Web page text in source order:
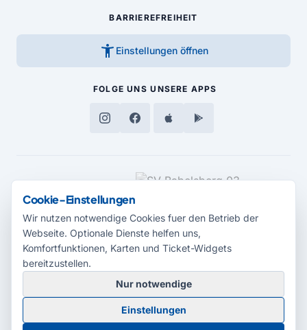
BARRIEREFREIHEIT
accessibility_new Einstellungen öffnen
FOLGE UNS UNSERE APPS
MEDIENPARTNER
© 2026 Radio Potsdam. Webseite entwickelt durch dieMedienagentur
Babelsberg
BarrierefreiheitserklärungAGBDatenschutzImpressum
Cookie-Einstellungen
Wir nutzen notwendige Cookies fuer den Betrieb der
Webseite. Optionale Dienste helfen uns,
Komfortfunktionen, Karten und Ticket-Widgets
bereitzustellen.
Nur notwendige
Einstellungen